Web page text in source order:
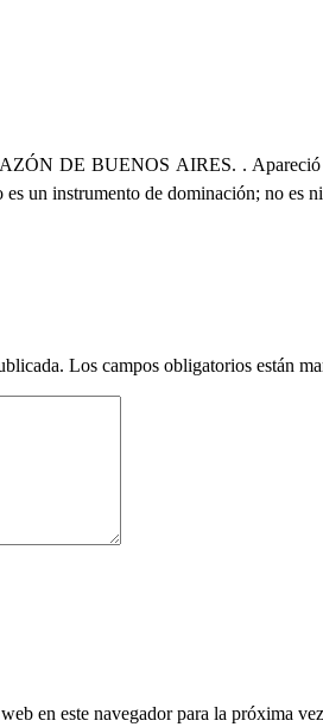
DE BUENOS AIRES. . Apareció
un instrumento de dominación; no
Los campos obligatorios están
en este navegador para la próxima